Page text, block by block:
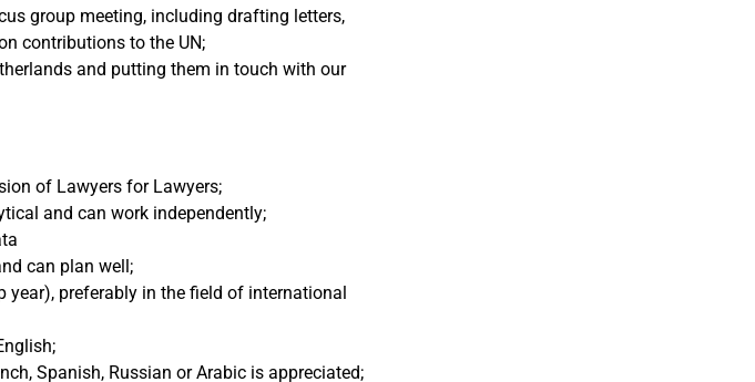
group meeting, including drafting letters,
contributions to the UN;
and putting them in touch with our
of Lawyers for Lawyers;
and can work independently;
can plan well;
preferably in the field of international
Spanish, Russian or Arabic is appreciated;